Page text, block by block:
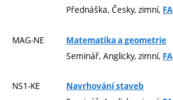
Přednáška, Česky, zimní, FA
MAG-NE Matematika a geometrie
Seminář, Anglicky, zimní, FA
NS1-KE Navrhování staveb